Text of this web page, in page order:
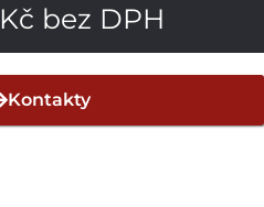
Kč bez DPH
Kontakty